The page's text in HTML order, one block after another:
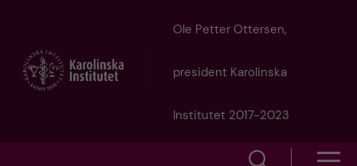
Ole Petter Ottersen,
president Karolinska
Institutet 2017-2023